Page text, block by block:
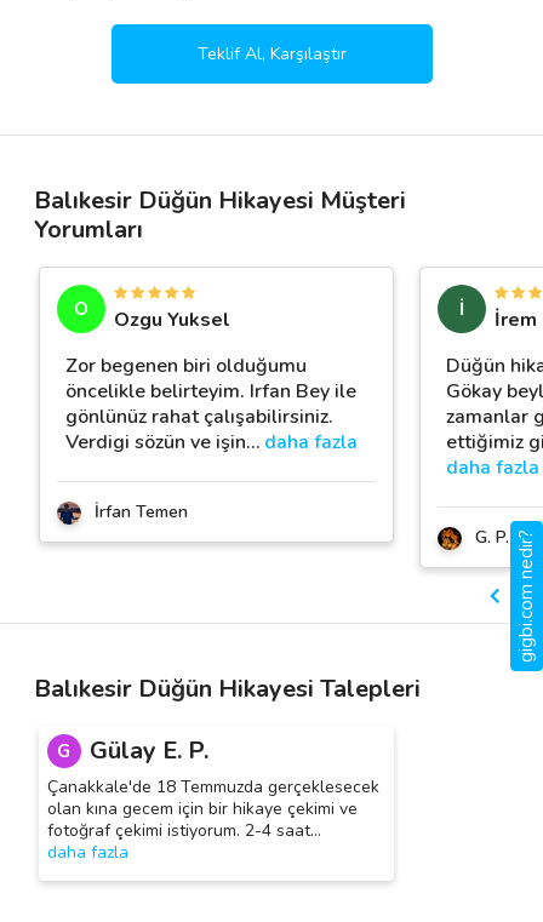
Teklif Al, Karşılaştır
Balıkesir Düğün Hikayesi Müşteri
Yorumları
O
Ozgu Yuksel
Zor begenen biri olduğumu
öncelikle belirteyim. Irfan Bey ile
gönlünüz rahat çalışabilirsiniz.
Verdigi sözün ve işin… daha fazla
İrfan Temen
İ
İrem
Düğün
Gökay
zamanlar
ettiğimiz
daha fazla
G. P.
Balıkesir Düğün Hikayesi Talepleri
G Gülay E. P.
Çanakkale'de 18 Temmuzda gerçeklesecek
olan kına gecem için bir hikaye çekimi ve
fotoğraf çekimi istiyorum. 2-4 saat…
daha fazla
gigbi.com nedir?